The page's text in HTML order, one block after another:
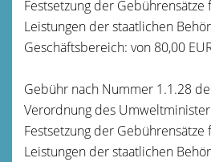
Festsetzung der
Leistungen der staatlichen
Geschäftsbereich: von 80,00
Gebühr nach Nummer 1.1.28
Verordnung des
Festsetzung der
Leistungen der staatlichen